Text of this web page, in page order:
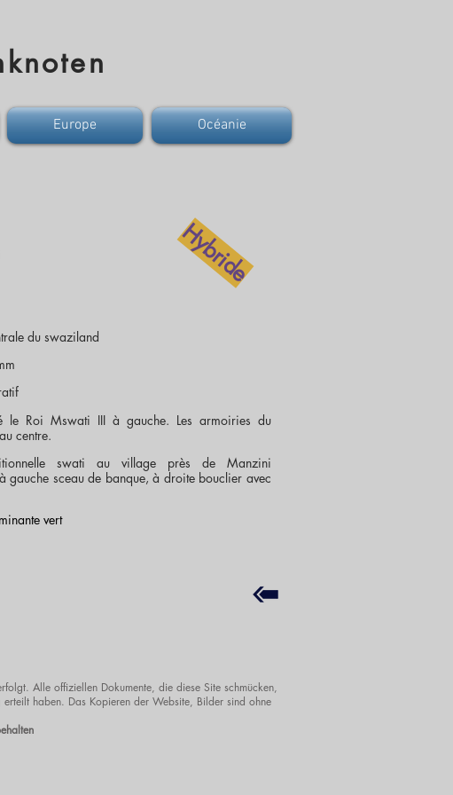
Europe Océanie
du swaziland
le Roi Mswati III à gauche. Les armoiries du
centre.
swati au village près de Manzini
gauche sceau de banque, à droite bouclier avec
vert
Hybride
Alle offiziellen Dokumente, die diese Site schmücken,
haben. Das Kopieren der Website, Bilder sind ohne